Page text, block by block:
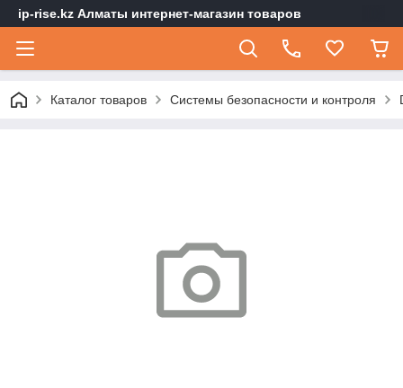
ip-rise.kz Алматы интернет-магазин товаров
Каталог товаров Системы безопасности и контроля